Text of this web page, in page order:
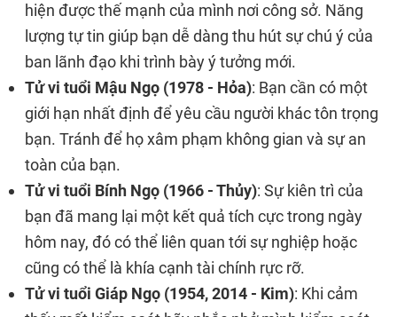
hiện được thế mạnh của mình nơi công sở. Năng
lượng tự tin giúp bạn dễ dàng thu hút sự chú ý của
ban lãnh đạo khi trình bày ý tưởng mới.
Tử vi tuổi Mậu Ngọ (1978 - Hỏa): Bạn cần có một
giới hạn nhất định để yêu cầu người khác tôn trọng
bạn. Tránh để họ xâm phạm không gian và sự an
toàn của bạn.
Tử vi tuổi Bính Ngọ (1966 - Thủy): Sự kiên trì của
bạn đã mang lại một kết quả tích cực trong ngày
hôm nay, đó có thể liên quan tới sự nghiệp hoặc
cũng có thể là khía cạnh tài chính rực rỡ.
Tử vi tuổi Giáp Ngọ (1954, 2014 - Kim): Khi cảm